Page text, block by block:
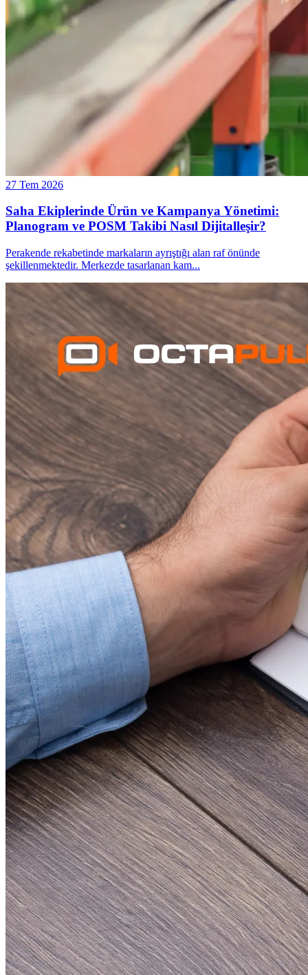
27 Tem 2026
Saha Ekiplerinde Ürün ve Kampanya Yönetimi:
Planogram ve POSM Takibi Nasıl Dijitalleşir?
Perakende rekabetinde markaların ayrıştığı alan raf önünde
şekillenmektedir. Merkezde tasarlanan kam...